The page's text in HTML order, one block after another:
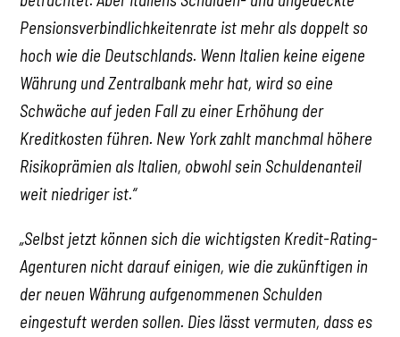
Pensionsverbindlichkeitenrate ist mehr als doppelt so
hoch wie die Deutschlands. Wenn Italien keine eigene
Währung und Zentralbank mehr hat, wird so eine
Schwäche auf jeden Fall zu einer Erhöhung der
Kreditkosten führen. New York zahlt manchmal höhere
Risikoprämien als Italien, obwohl sein Schuldenanteil
weit niedriger ist.“
„Selbst jetzt können sich die wichtigsten Kredit-Rating-
Agenturen nicht darauf einigen, wie die zukünftigen in
der neuen Währung aufgenommenen Schulden
eingestuft werden sollen. Dies lässt vermuten, dass es